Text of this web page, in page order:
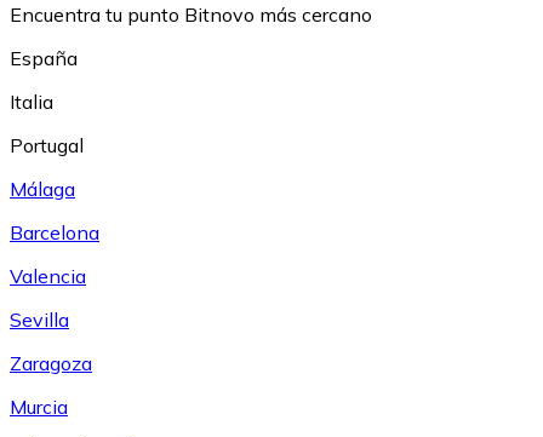
Encuentra tu punto Bitnovo más cercano
España
Italia
Portugal
Málaga
Barcelona
Valencia
Sevilla
Zaragoza
Murcia